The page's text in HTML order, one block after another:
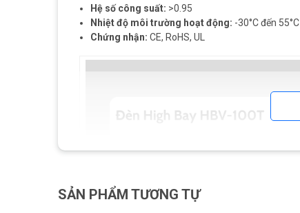
Hệ số công suất: >0.95
Nhiệt độ môi trường hoạt động: -30°C đến 55°C
Chứng nhận: CE, RoHS, UL
SẢN PHẨM TƯƠNG TỰ